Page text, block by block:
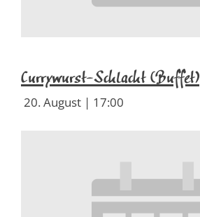
Currywurst-Schlacht (Buffet)
20. August | 17:00